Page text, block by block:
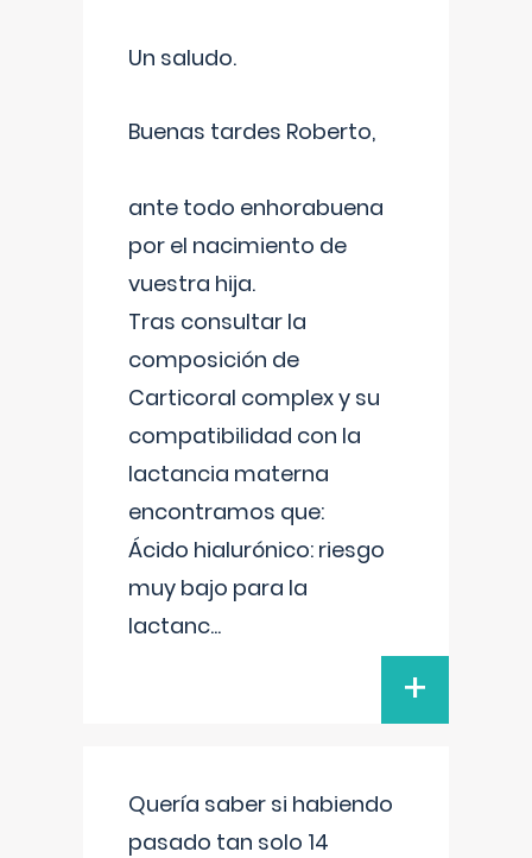
Un saludo.
Buenas tardes Roberto,
ante todo enhorabuena
por el nacimiento de
vuestra hija.
Tras consultar la
composición de
Carticoral complex y su
compatibilidad con la
lactancia materna
encontramos que:
Ácido hialurónico: riesgo
muy bajo para la
lactanc...
+
Quería saber si habiendo
pasado tan solo 14